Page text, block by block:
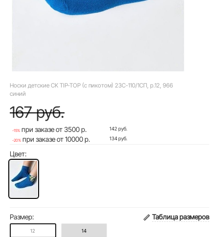
Носки детские CK TIP-TOP (с пикотом) 23С-110/1СП, р.12, 966
синий
167 руб.
-15% при заказе от 3500 р. 142 руб.
-20% при заказе от 10000 р. 134 руб.
Цвет:
Размер: Таблица размеров
12 14